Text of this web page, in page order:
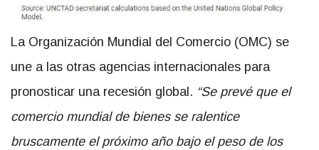
La Organización Mundial del Comercio (OMC) se
une a las otras agencias internacionales para
pronosticar una recesión global. “Se prevé que el
comercio mundial de bienes se ralentice
bruscamente el próximo año bajo el peso de los